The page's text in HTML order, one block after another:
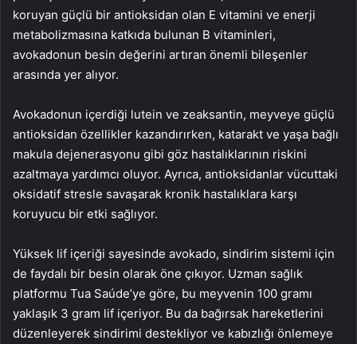
koruyan güçlü bir antioksidan olan E vitamini ve enerji
metabolizmasına katkıda bulunan B vitaminleri,
avokadonun besin değerini artıran önemli bileşenler
arasında yer alıyor.
Avokadonun içerdiği lutein ve zeaksantin, meyveye güçlü
antioksidan özellikler kazandırırken, katarakt ve yaşa bağlı
makula dejenerasyonu gibi göz hastalıklarının riskini
azaltmaya yardımcı oluyor. Ayrıca, antioksidanlar vücuttaki
oksidatif stresle savaşarak kronik hastalıklara karşı
koruyucu bir etki sağlıyor.
Yüksek lif içeriği sayesinde avokado, sindirim sistemi için
de faydalı bir besin olarak öne çıkıyor. Uzman sağlık
platformu Tua Saúde’ye göre, bu meyvenin 100 gramı
yaklaşık 3 gram lif içeriyor. Bu da bağırsak hareketlerini
düzenleyerek sindirimi destekliyor ve kabızlığı önlemeye